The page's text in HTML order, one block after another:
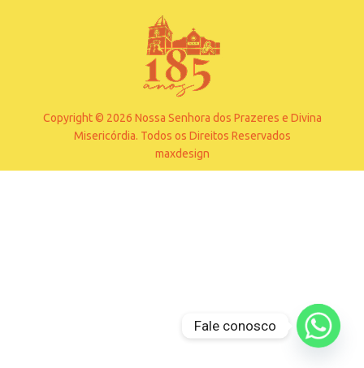
Copyright © 2026 Nossa Senhora dos Prazeres e Divina
Misericórdia. Todos os Direitos Reservados
maxdesign
Fale conosco